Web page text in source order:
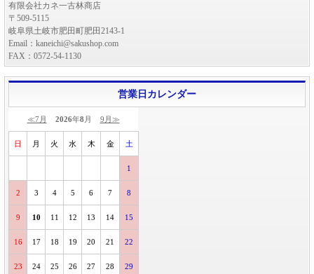
有限会社カネ一古林商店
〒509-5115
岐阜県土岐市肥田町肥田2143-1
Email：kaneichi@sakushop.com
FAX：0572-54-1130
営業日カレンダー
≪7月 2026年8 月 9月≫
日 月 火 水 木 金 土
1
2 3 4 5 6 7 8
9 10 11 12 13 14 15
16 17 18 19 20 21 22
23 24 25 26 27 28 29